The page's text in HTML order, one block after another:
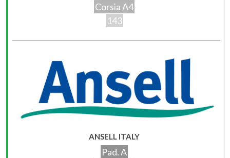
Corsia A4
143
ANSELL ITALY
Pad. A